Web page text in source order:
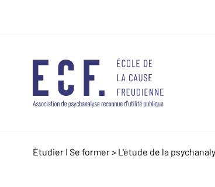
Étudier I Se former> L'étude de la